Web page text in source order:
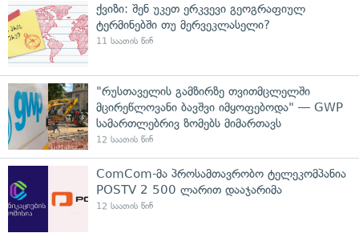
ქვიზი: შენ უკეთ ერკვევი გეოგრაფიულ
ტერმინებში თუ მერვეკლასელი?
11 საათის წინ
"რუსთაველის გამზირზე თვითმცლელში
მცირეწლოვანი ბავშვი იმყოფებოდა" — GWP
სამართლებრივ ზომებს მიმართავს
12 საათის წინ
ComCom-მა პროსამთავრობო ტელეკომპანია
POSTV 2 500 ლარით დააჯარიმა
12 საათის წინ